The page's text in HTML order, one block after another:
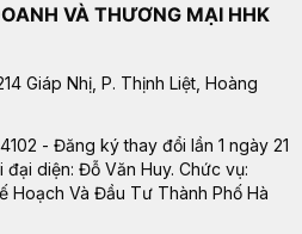
VÀ THƯƠNG MẠI HHK
Giáp Nhị, P. Thịnh Liệt, Hoàng
- Đăng ký thay đổi lần 1 ngày 21
đại diện: Đỗ Văn Huy. Chức vụ:
Hoạch Và Đầu Tư Thành Phố Hà